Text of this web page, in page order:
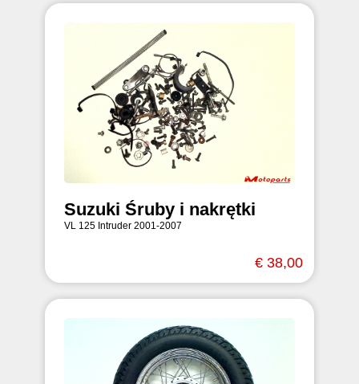
Suzuki Śruby i nakrętki
VL 125 Intruder 2001-2007
€ 38,00